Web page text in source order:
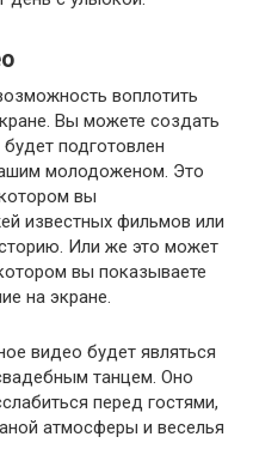
воплотить
Вы можете создать
подготовлен
молодоженом. Это
вы
известных фильмов или
Или же это может
вы показываете
на экране.
видео будет являться
танцем. Оно
перед гостями,
атмосферы и веселья